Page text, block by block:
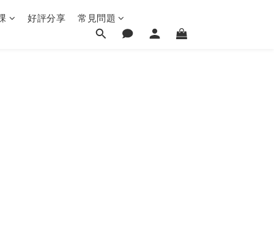
好評分享 常見問題